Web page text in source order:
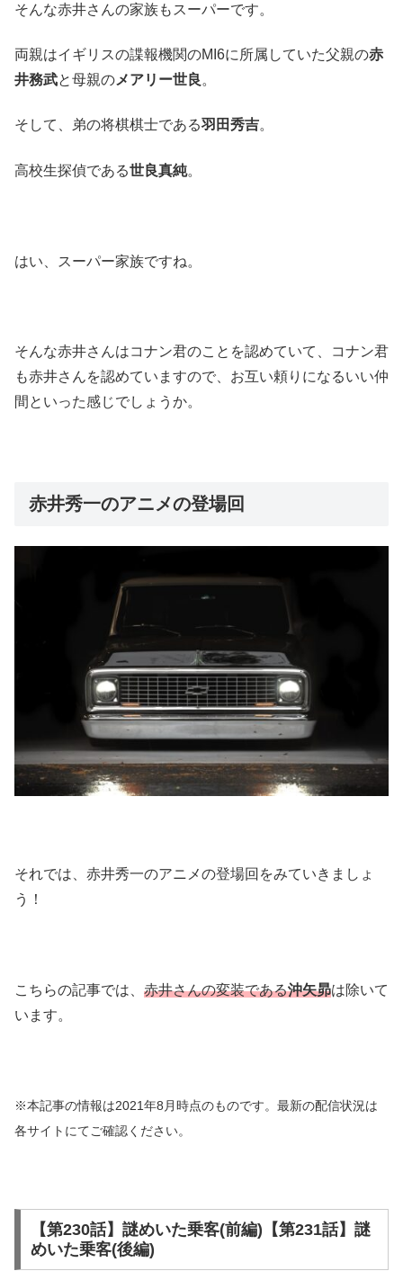
そんな赤井さんの家族もスーパーです。
両親はイギリスの諜報機関のMI6に所属していた父親の赤
井務武と母親のメアリー世良 。
そして、弟の将棋棋士である羽田秀吉。
高校生探偵である世良真純。
はい、スーパー家族ですね。
そんな赤井さんはコナン君のことを認めていて、コナン君
も赤井さんを認めていますので、お互い頼りになるいい仲
間といった感じでしょうか。
赤井秀一のアニメの登場回
それでは、赤井秀一のアニメの登場回をみていきましょ
う！
こちらの記事では、 赤井さんの変装である沖矢昴は除いて
います。
※本記事の情報は2021年8月時点のものです。最新の配信状況は
各サイトにてご確認ください。
【第230話】謎めいた乗客(前編)【第231話】謎
めいた乗客(後編)